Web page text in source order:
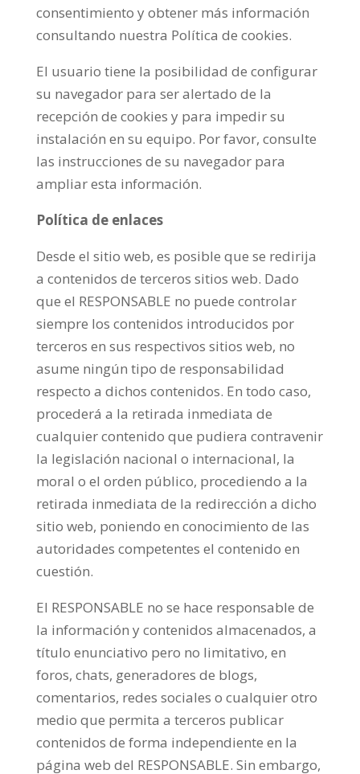
consentimiento y obtener más información
consultando nuestra Política de cookies.
El usuario tiene la posibilidad de configurar
su navegador para ser alertado de la
recepción de cookies y para impedir su
instalación en su equipo. Por favor, consulte
las instrucciones de su navegador para
ampliar esta información.
Política de enlaces
Desde el sitio web, es posible que se redirija
a contenidos de terceros sitios web. Dado
que el RESPONSABLE no puede controlar
siempre los contenidos introducidos por
terceros en sus respectivos sitios web, no
asume ningún tipo de responsabilidad
respecto a dichos contenidos. En todo caso,
procederá a la retirada inmediata de
cualquier contenido que pudiera contravenir
la legislación nacional o internacional, la
moral o el orden público, procediendo a la
retirada inmediata de la redirección a dicho
sitio web, poniendo en conocimiento de las
autoridades competentes el contenido en
cuestión.
El RESPONSABLE no se hace responsable de
la información y contenidos almacenados, a
título enunciativo pero no limitativo, en
foros, chats, generadores de blogs,
comentarios, redes sociales o cualquier otro
medio que permita a terceros publicar
contenidos de forma independiente en la
página web del RESPONSABLE. Sin embargo,